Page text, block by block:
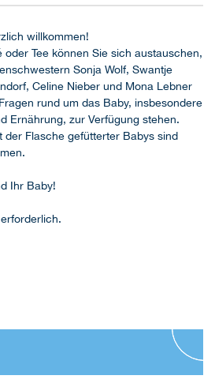
willkommen!
oder Tee können Sie sich austauschen,
Sonja Wolf, Swantje
Celine Nieber und Mona Lebner
rund um das Baby, insbesondere
Ernährung, zur Verfügung stehen.
der Flasche gefütterter Babys sind
Ihr Baby!